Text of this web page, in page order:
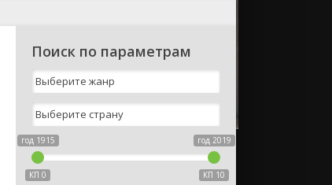
Поиск по параметрам
год 1915 год 2019
КП 0 КП 10